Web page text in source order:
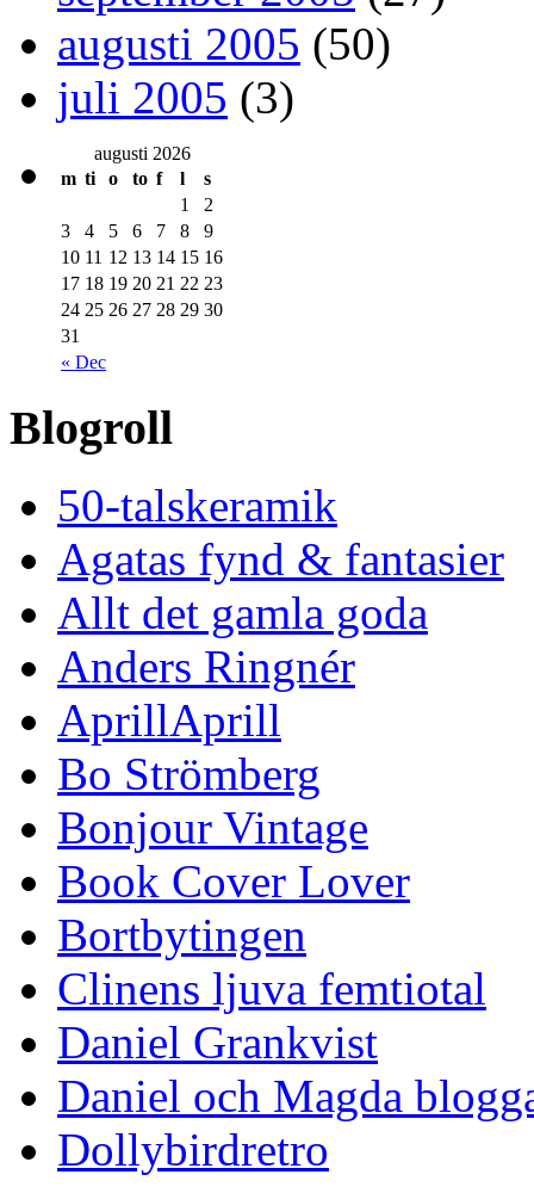
augusti 2005 (50)
juli 2005 (3)
augusti 2026
m ti o to f l s
« Dec
1
2
3
4 5 6 7 8
9
10 11 12 13 14 15 16
17 18 19 20 21 22 23
24 25 26 27 28 29 30
31
Blogroll
50-talskeramik
Agatas fynd & fantasier
Allt det gamla goda
Anders Ringnér
AprillAprill
Bo Strömberg
Bonjour Vintage
Book Cover Lover
Bortbytingen
Clinens ljuva femtiotal
Daniel Grankvist
Daniel och Magda
Dollybirdretro